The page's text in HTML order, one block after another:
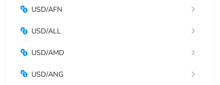
USD/AFN
USD/ALL
USD/AMD
USD/ANG